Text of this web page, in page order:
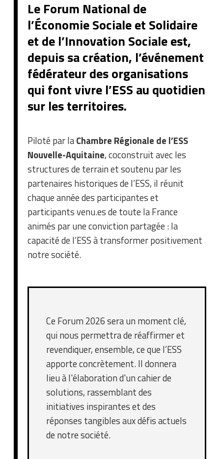
Le Forum National de
l’Économie Sociale et Solidaire
et de l’Innovation Sociale est,
depuis sa création, l’événement
fédérateur des organisations
qui font vivre l’ESS au quotidien
sur les territoires.
Piloté par laChambre Régionale de l’ESS
Nouvelle-Aquitaine, coconstruit avec les
structures de terrain et soutenu par les
partenaires historiques de l’ESS, il réunit
chaque année des participantes et
participants venu.es de toute la France
animés par une conviction partagée : la
capacité de l’ESS à transformer positivement
notre société.
Ce Forum 2026 sera un moment clé,
qui nous permettra de réaffirmer et
revendiquer, ensemble, ce que l’ESS
apporte concrètement. Il donnera
lieu à l'élaboration d'un cahier de
solutions, rassemblant des
initiatives inspirantes et des
réponses tangibles aux défis actuels
de notre société.